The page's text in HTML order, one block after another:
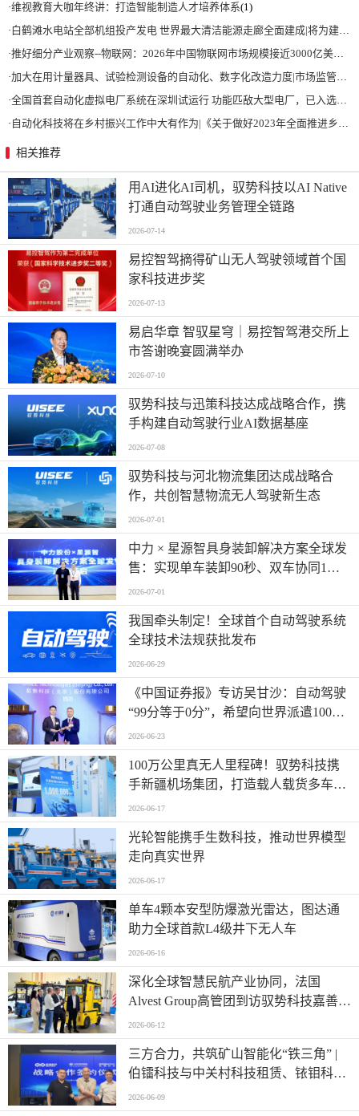
·维视教育大咖年终讲：打造智能制造人才培养体系(1)
·白鹤滩水电站全部机组投产发电 世界最大清洁能源走廊全面建成|将为建设新型能源体系、保障国家能源安全、实现“双碳”目标提供有力支撑
·推好细分产业观察--物联网：2026年中国物联网市场规模接近3000亿美元 智慧工厂、智慧城市、智慧电网等将占60%以上
·加大在用计量器具、试验检测设备的自动化、数字化改造力度|市场监管总局 工业和信息化部 关于促进企业计量能力提升的指导意见
·全国首套自动化虚拟电厂系统在深圳试运行 功能匹敌大型电厂，已入选国际典型案例
· 自动化科技将在乡村振兴工作中大有作为|《关于做好2023年全面推进乡村振兴重点工作的意见》发布
相关推荐
用AI进化AI司机，驭势科技以AI Native
打通自动驾驶业务管理全链路
2026-07-14
易控智驾摘得矿山无人驾驶领域首个国
家科技进步奖
2026-07-13
易启华章 智驭星穹｜易控智驾港交所上
市答谢晚宴圆满举办
2026-07-10
驭势科技与迅策科技达成战略合作，携
手构建自动驾驶行业AI数据基座
2026-07-08
驭势科技与河北物流集团达成战略合
作，共创智慧物流无人驾驶新生态
2026-07-01
中力 × 星源智具身装卸解决方案全球发
售：实现单车装卸90秒、双车协同1分
钟
2026-07-01
我国牵头制定！全球首个自动驾驶系统
全球技术法规获批发布
2026-06-29
《中国证券报》专访吴甘沙：自动驾驶
“99分等于0分”，希望向世界派遣100万
名AI司机
2026-06-23
100万公里真无人里程碑！驭势科技携
手新疆机场集团，打造载人载货多车型
全场景运营标杆
2026-06-17
光轮智能携手生数科技，推动世界模型
走向真实世界
2026-06-17
单车4颗本安型防爆激光雷达，图达通
助力全球首款L4级井下无人车
2026-06-16
深化全球智慧民航产业协同，法国
Alvest Group高管团到访驭势科技嘉善研
发测试和应用创新中心
2026-06-12
三方合力，共筑矿山智能化“铁三角” |
伯镭科技与中关村科技租赁、铱钼科技
正式签署三方战略合作协议
2026-06-09